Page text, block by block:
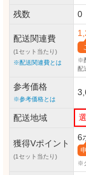
残数
0
配送関連費
(1セット当たり)
※配送関連費とは
※
配
参考価格
※参考価格とは
配送地域
獲得Vポイント
(1セット当たり)
6
※